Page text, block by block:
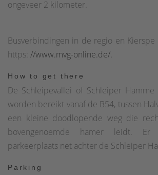
ongeveer 2 kilometer.
Busverbindingen in de regio en
https: //www.mvg-online.de/.
How to get there
De Schleipevallei of Schleiper
worden bereikt vanaf de B54, tussen
een kleine doodlopende weg die
bovengenoemde hamer leidt.
parkeerplaats net achter de Schleiper
Parking